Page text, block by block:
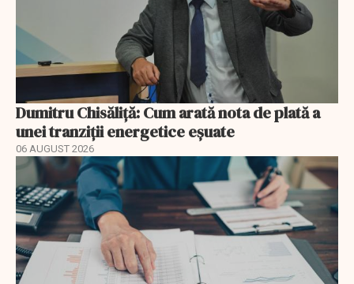
Dumitru Chisăliță: Cum arată nota de plată a
unei tranziții energetice eșuate
06 AUGUST 2026